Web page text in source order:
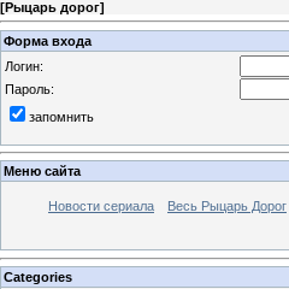
[Рыцарь дорог]
Форма входа
Логин:
Пароль:
запомнить
Меню сайта
Новости сериала Весь Рыцарь Дорог
Categories